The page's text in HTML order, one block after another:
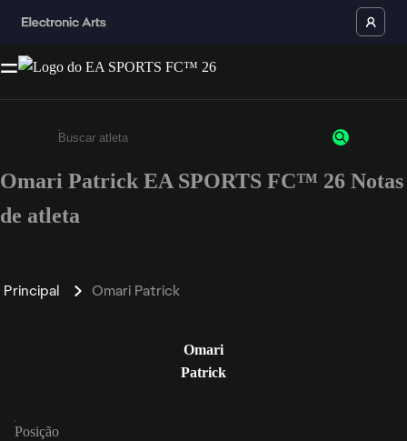
Insira pelo menos 3 caracteres ou números
Omari Patrick EA SPORTS FC™ 26 Notas
de atleta
Principal Omari Patrick
Omari
Patrick
Posição